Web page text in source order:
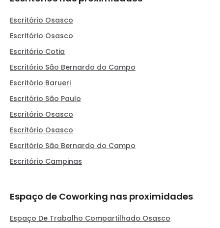
Escritório Osasco
Escritório Osasco
Escritório Cotia
Escritório São Bernardo do Campo
Escritório Barueri
Escritório São Paulo
Escritório Osasco
Escritório Osasco
Escritório São Bernardo do Campo
Escritório Campinas
Espaço de Coworking nas proximidades
Espaço De Trabalho Compartilhado Osasco